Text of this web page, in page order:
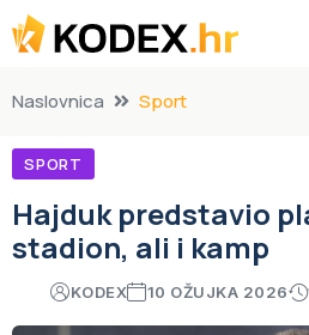
Naslovnica Sport
SPORT
Hajduk predstavio
stadion, ali i kamp
KODEX 10 OŽUJKA 2026